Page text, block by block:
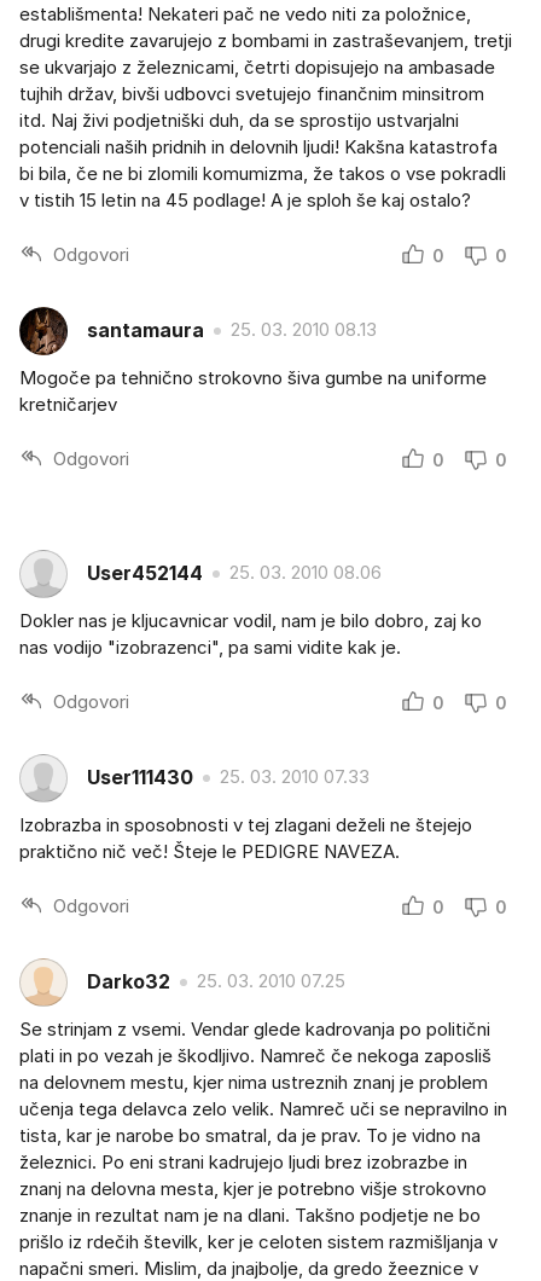
establišmenta! Nekateri pač ne vedo niti za položnice,
drugi kredite zavarujejo z bombami in zastraševanjem, tretji
se ukvarjajo z železnicami, četrti dopisujejo na ambasade
tujhih držav, bivši udbovci svetujejo finančnim minsitrom
itd. Naj živi podjetniški duh, da se sprostijo ustvarjalni
potenciali naših pridnih in delovnih ljudi! Kakšna katastrofa
bi bila, če ne bi zlomili komumizma, že takos o vse pokradli
v tistih 15 letin na 45 podlage! A je sploh še kaj ostalo?
Odgovori 0 0
santamaura 25. 03. 2010 08.13
Mogoče pa tehnično strokovno šiva gumbe na uniforme
kretničarjev
Odgovori 0 0
User452144 25. 03. 2010 08.06
Dokler nas je kljucavnicar vodil, nam je bilo dobro, zaj ko
nas vodijo "izobrazenci", pa sami vidite kak je.
Odgovori 0 0
User111430 25. 03. 2010 07.33
Izobrazba in sposobnosti v tej zlagani deželi ne štejejo
praktično nič več! Šteje le PEDIGRE NAVEZA.
Odgovori 0 0
Darko32 25. 03. 2010 07.25
Se strinjam z vsemi. Vendar glede kadrovanja po politični
plati in po vezah je škodljivo. Namreč če nekoga zaposliš
na delovnem mestu, kjer nima ustreznih znanj je problem
učenja tega delavca zelo velik. Namreč uči se nepravilno in
tista, kar je narobe bo smatral, da je prav. To je vidno na
železnici. Po eni strani kadrujejo ljudi brez izobrazbe in
znanj na delovna mesta, kjer je potrebno višje strokovno
znanje in rezultat nam je na dlani. Takšno podjetje ne bo
prišlo iz rdečih številk, ker je celoten sistem razmišljanja v
napačni smeri. Mislim, da jnajbolje, da gredo žeeznice v